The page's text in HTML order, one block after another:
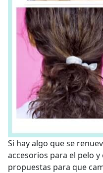
Si hay algo que se
accesorios para el pelo
propuestas para que